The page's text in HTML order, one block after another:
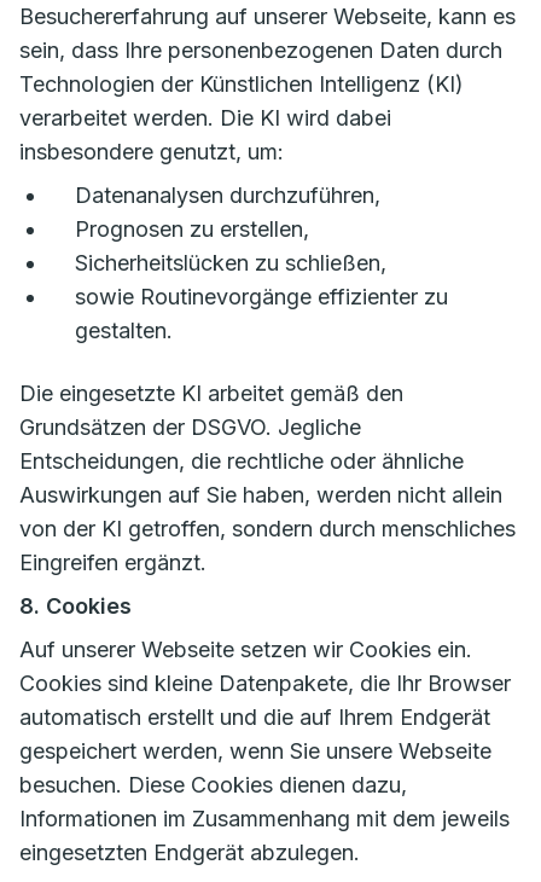
Besuchererfahrung auf unserer Webseite, kann es
sein, dass Ihre personenbezogenen Daten durch
Technologien der Künstlichen Intelligenz (KI)
verarbeitet werden. Die KI wird dabei
insbesondere genutzt, um:
Datenanalysen durchzuführen,
Prognosen zu erstellen,
Sicherheitslücken zu schließen,
sowie Routinevorgänge effizienter zu
gestalten.
Die eingesetzte KI arbeitet gemäß den
Grundsätzen der DSGVO. Jegliche
Entscheidungen, die rechtliche oder ähnliche
Auswirkungen auf Sie haben, werden nicht allein
von der KI getroffen, sondern durch menschliches
Eingreifen ergänzt.
8. Cookies
Auf unserer Webseite setzen wir Cookies ein.
Cookies sind kleine Datenpakete, die Ihr Browser
automatisch erstellt und die auf Ihrem Endgerät
gespeichert werden, wenn Sie unsere Webseite
besuchen. Diese Cookies dienen dazu,
Informationen im Zusammenhang mit dem jeweils
eingesetzten Endgerät abzulegen.